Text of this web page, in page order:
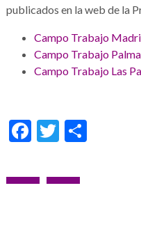
publicados en la web de la
Campo Trabajo
Campo Trabajo Palma
Campo Trabajo Las
Facebook
Twitter
Navigazione
ARTICOLOARTICOLO